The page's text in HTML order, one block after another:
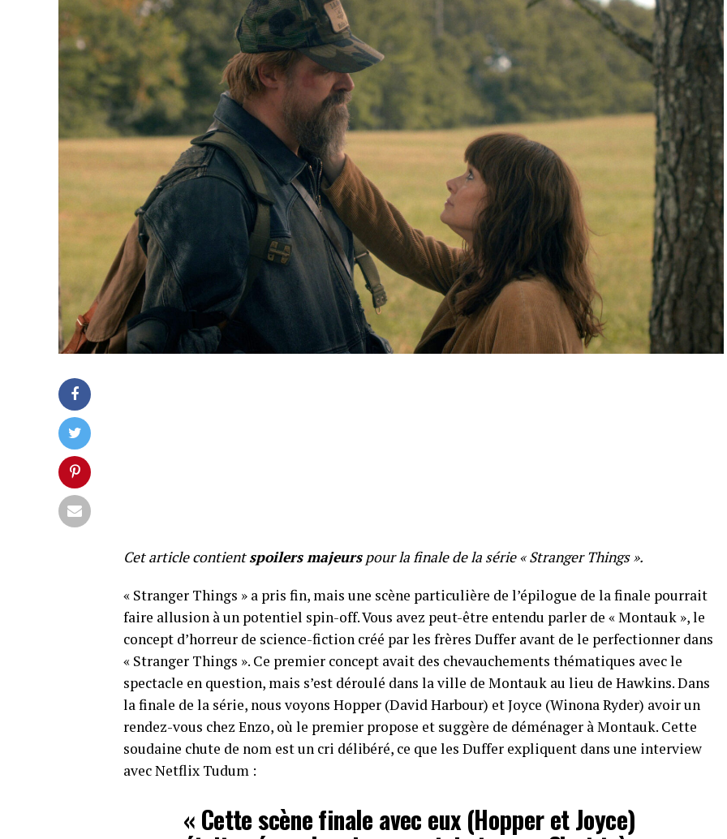
Cet article contientspoilers majeurs pour la finale de la série « Stranger Things ».
« Stranger Things » a pris fin, mais une scène particulière de l’épilogue de la finale pourrait
faire allusion à un potentiel spin-off. Vous avez peut-être entendu parler de « Montauk », le
concept d’horreur de science-fiction créé par les frères Duffer avant de le perfectionner dans
« Stranger Things ». Ce premier concept avait des chevauchements thématiques avec le
spectacle en question, mais s’est déroulé dans la ville de Montauk au lieu de Hawkins. Dans
la finale de la série, nous voyons Hopper (David Harbour) et Joyce (Winona Ryder) avoir un
rendez-vous chez Enzo, où le premier propose et suggère de déménager à Montauk. Cette
soudaine chute de nom est un cri délibéré, ce que les Duffer expliquent dans une interview
avec Netflix Tudum :
« Cette scène finale avec eux (Hopper et Joyce)